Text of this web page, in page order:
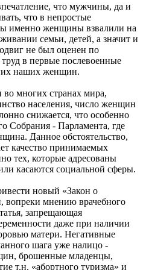
что мужчины, да и
что в непростые
именно женщины взвалили на
семьи, детей, а значит и
не был оценен по
в первые послевоенные
наших женщин.
многих странах мира,
населения, число женщин
снижается, что особенно
Собрания - Парламента, где
Данное обстоятельство,
качество принимаемых
тех, которые адресованы
касаются социальной сферы.
новый «Закон о
вопреки мнению врачебного
запрещающая
даже при наличии
матери. Негативные
шага уже налицо -
брошенные младенцы,
т.н. «абортного туризма» и